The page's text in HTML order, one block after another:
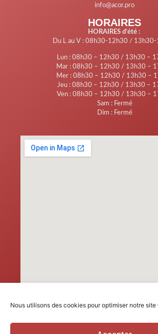
Nous utilisons des cookies pour optimiser notre
info@acor.pro
HORAIRES
HORAIRES d’été :
Du L au V : 08h30-12h30 /
Lun : 08h30 – 12h30 / 13h30 –
Mar : 08h30 – 12h30 / 13h30 –
Mer : 08h30 – 12h30 / 13h30 –
Jeu : 08h30 – 12h30 / 13h30 –
Ven : 08h30 – 12h30 / 13h30 –
Sam : Fermé
Dim : Fermé